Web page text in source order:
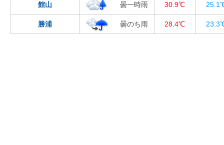
館山 曇一時雨 30.9℃
勝浦 曇のち雨 28.4℃